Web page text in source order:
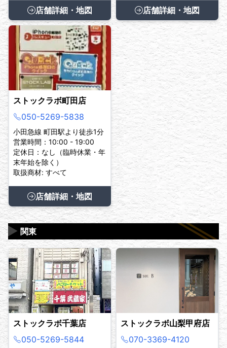
店舗詳細・地図 店舗詳細・地図
ストックラボ町田店
050-5269-5838
小田急線 町田駅より徒歩1分
営業時間：10:00 - 19:00
定休日：なし（臨時休業・年
末年始を除く）
取扱商材: すべて
店舗詳細・地図
関東
▶
ストックラボ千葉店
050-5269-5844
ストックラボ山梨甲府店
070-3369-4120